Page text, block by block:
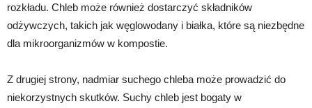
rozkładu. Chleb może również dostarczyć składników
odżywczych, takich jak węglowodany i białka, które są niezbędne
dla mikroorganizmów w kompostie.
Z drugiej strony, nadmiar suchego chleba może prowadzić do
niekorzystnych skutków. Suchy chleb jest bogaty w